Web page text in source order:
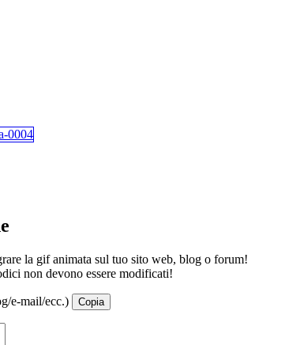
la gif animata sul tuo sito web, blog o forum!
non devono essere modificati!
e-mail/ecc.) Copia